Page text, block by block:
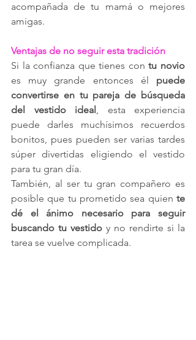
acompañada de tu mamá o mejores
amigas.
Ventajas de no seguir esta tradición
Si la confianza que tienes con tu novio
es muy grande entonces él puede
convertirse en tu pareja de búsqueda
del vestido ideal , esta experiencia
puede darles muchísimos recuerdos
bonitos, pues pueden ser varias tardes
súper divertidas eligiendo el vestido
para tu gran día.
También, al ser tu gran compañero es
posible que tu prometido sea quien te
dé el ánimo necesario para seguir
buscando tu vestido y no rendirte si la
tarea se vuelve complicada.